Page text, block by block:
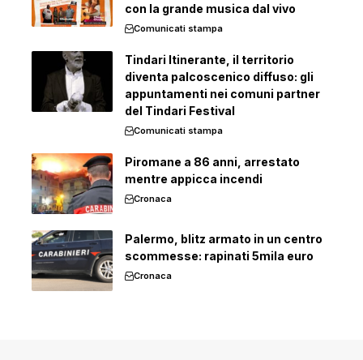
con la grande musica dal vivo
Comunicati stampa
Tindari Itinerante, il territorio
diventa palcoscenico diffuso: gli
appuntamenti nei comuni partner
del Tindari Festival
Comunicati stampa
Piromane a 86 anni, arrestato
mentre appicca incendi
Cronaca
Palermo, blitz armato in un centro
scommesse: rapinati 5mila euro
Cronaca